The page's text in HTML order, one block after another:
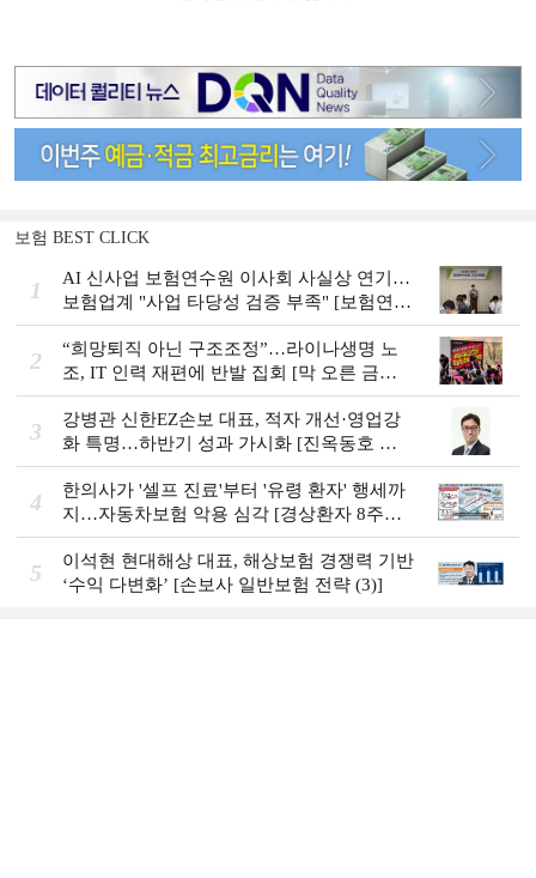
보험 BEST CLICK
1
AI 신사업 보험연수원 이사회 사실상 연기…
보험업계 "사업 타당성 검증 부족" [보험연수
원 AI사업 논란]
2
“희망퇴직 아닌 구조조정”…라이나생명 노
조, IT 인력 재편에 반발 집회 [막 오른 금융
권 하투(夏鬪)]
3
강병관 신한EZ손보 대표, 적자 개선·영업강
화 특명…하반기 성과 가시화 [진옥동호 신
한금융, 부스트업 점검]
4
한의사가 '셀프 진료'부터 '유령 환자' 행세까
지…자동차보험 악용 심각 [경상환자 8주룰
도입 초읽기]
5
이석현 현대해상 대표, 해상보험 경쟁력 기반
‘수익 다변화ʼ [손보사 일반보험 전략 (3)]